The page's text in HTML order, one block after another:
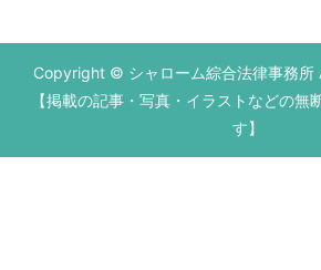
Copyright © シャローム綜合法律事務所
【掲載の記事・写真・イラストなどの無
す】